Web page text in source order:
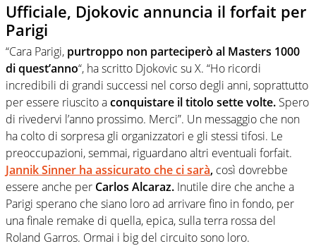
Ufficiale, Djokovic annuncia il forfait per
Parigi
“Cara Parigi, purtroppo non parteciperò al Masters 1000
di quest’anno“, ha scritto Djokovic su X. “Ho ricordi
incredibili di grandi successi nel corso degli anni, soprattutto
per essere riuscito aconquistare il titolo sette volte. Spero
di rivedervi l’anno prossimo. Merci”. Un messaggio che non
ha colto di sorpresa gli organizzatori e gli stessi tifosi. Le
preoccupazioni, semmai, riguardano altri eventuali forfait.
Jannik Sinner ha assicurato che ci sarà, così dovrebbe
essere anche per Carlos Alcaraz. Inutile dire che anche a
Parigi sperano che siano loro ad arrivare fino in fondo, per
una finale remake di quella, epica, sulla terra rossa del
Roland Garros. Ormai i big del circuito sono loro.